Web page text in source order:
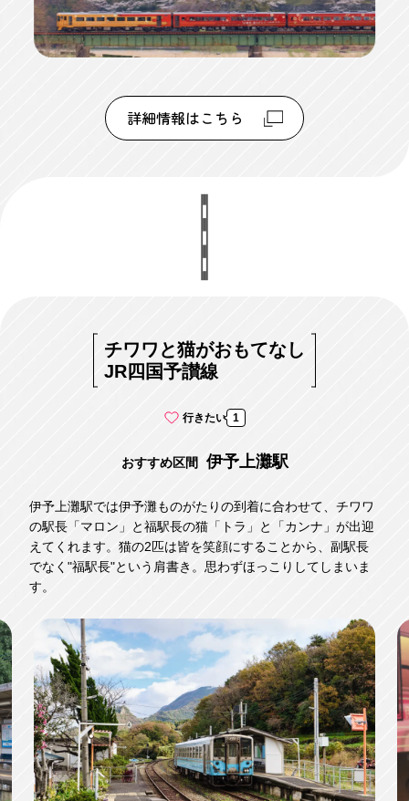
詳細情報はこちら
チワワと猫がおもてなし
JR四国予讃線
行きたい 1
おすすめ区間 伊予上灘駅
伊予上灘駅では伊予灘ものがたりの到着に合わせて、チワワ
の駅長「マロン」と福駅長の猫「トラ」と「カンナ」が出迎
えてくれます。猫の2匹は皆を笑顔にすることから、副駅長
でなく"福駅長"という肩書き。思わずほっこりしてしまいま
す。